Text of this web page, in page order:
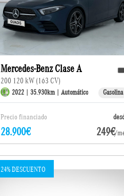
Mercedes-Benz Clase A
200 120 kW (163 CV)
2022 | 35.930km | Automático Gasolina
Precio financiado
28.900€ 249€/
24% DESCUENTO